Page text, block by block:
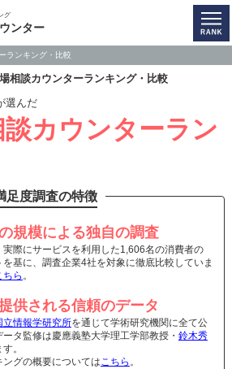
グ
ンター
ランキング・比較
相談カウンターランキング・比較
選んだ
カウンターラン
足度調査の特徴
規模による独自の調査
実際にサービスを利用した1,606名の消費者の
基に、調査企業4社を対象に徹底比較していま
ちら 。
供される信頼のデータ
立情報学研究所を通じて学術研究機関に全て公
タ監修は慶應義塾大学理工学部教授・ 鈴木秀
。
グの概要についてはこちら 。